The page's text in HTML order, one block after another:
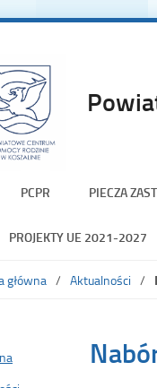
PCPR PIECZA
PROJEKTY UE 2021-2027
główna Aktualności